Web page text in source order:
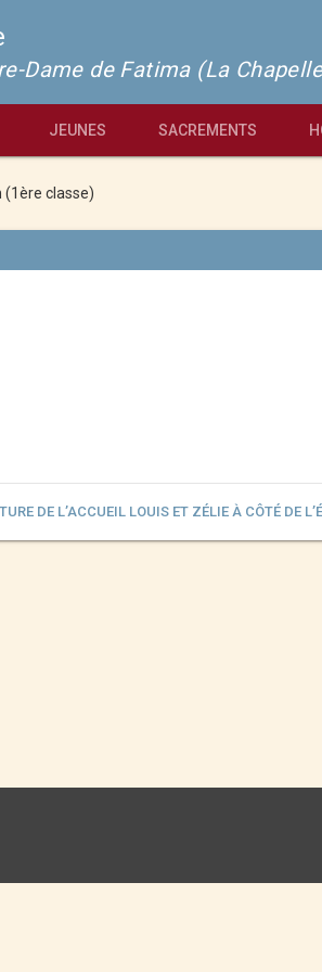
Dame de Fatima (La
JEUNES SACREMENTS
(1ère classe)
DE L’ACCUEIL LOUIS ET ZÉLIE À CÔTÉ DE